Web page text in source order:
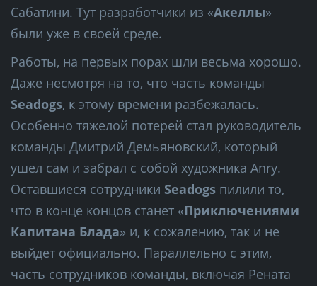
Сабатини. Тут разработчики из «Акеллы»
были уже в своей среде.
Работы, на первых порах шли весьма хорошо.
Даже несмотря на то, что часть команды
Seadogs, к этому времени разбежалась.
Особенно тяжелой потерей стал руководитель
команды Дмитрий Демьяновский, который
ушел сам и забрал с собой художника Anry.
Оставшиеся сотрудники Seadogs пилили то,
что в конце концов станет «Приключениями
Капитана Блада» и, к сожалению, так и не
выйдет официально. Параллельно с этим,
часть сотрудников команды, включая Рената